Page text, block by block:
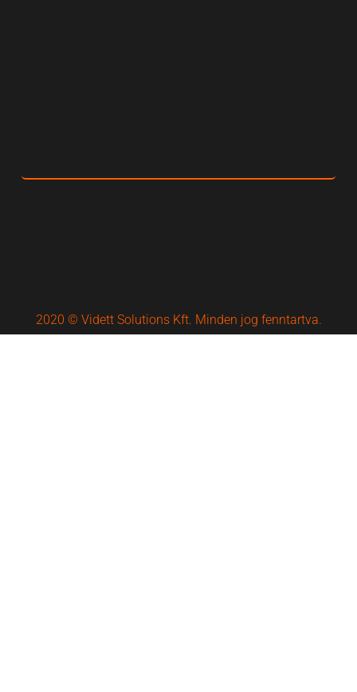
2020 © Vidett Solutions Kft. Minden jog fenntartva.